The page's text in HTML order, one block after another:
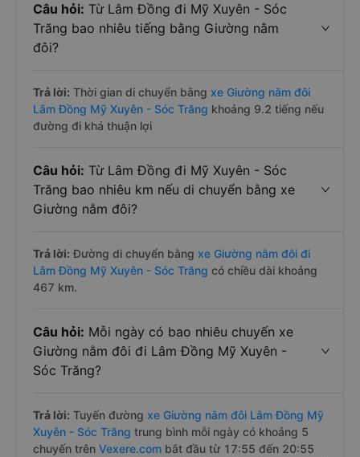
Câu hỏi: Từ Lâm Đồng đi Mỹ Xuyên - Sóc
Trăng bao nhiêu tiếng bằng Giường nằm
đôi?
Trả lời: Thời gian di chuyển bằng xe Giường nằm đôi
Lâm Đồng Mỹ Xuyên - Sóc Trăng khoảng 9.2 tiếng nếu
đường đi khá thuận lợi
Câu hỏi: Từ Lâm Đồng đi Mỹ Xuyên - Sóc
Trăng bao nhiêu km nếu di chuyển bằng xe
Giường nằm đôi?
Trả lời: Đường di chuyển bằng xe Giường nằm đôi đi
Lâm Đồng Mỹ Xuyên - Sóc Trăng có chiều dài khoảng
467 km.
Câu hỏi: Mỗi ngày có bao nhiêu chuyến xe
Giường nằm đôi đi Lâm Đồng Mỹ Xuyên -
Sóc Trăng?
Trả lời: Tuyến đường xe Giường nằm đôi Lâm Đồng Mỹ
Xuyên - Sóc Trăng trung bình mỗi ngày có khoảng 5
chuyến trên Vexere.com bắt đầu từ 17:55 đến 20:55